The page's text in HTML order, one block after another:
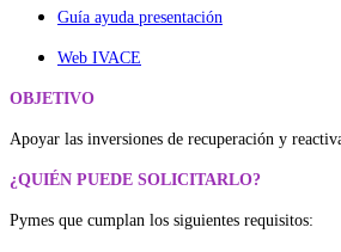
Guía ayuda presentación
Web IVACE
OBJETIVO
Apoyar las inversiones de recuperación y
¿QUIÉN PUEDE SOLICITARLO?
Pymes que cumplan los siguientes requisitos: